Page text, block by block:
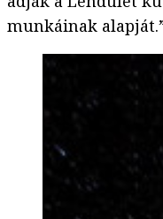
munkáinak